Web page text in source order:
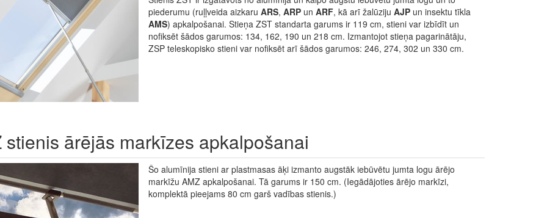
piederumu (ruļļveida aizkaru ARS, ARP un ARF, kā arī žalūziju AJP un insektu tīkla
AMS) apkalpošanai. Stieņa ZST standarta garums ir 119 cm, stieni var izbīdīt un
nofiksēt šādos garumos: 134, 162, 190 un 218 cm. Izmantojot stieņa pagarinātāju,
ZSP teleskopisko stieni var nofiksēt arī šādos garumos: 246, 274, 302 un 330 cm.
stienis ārējās markīzes apkalpošanai
Šo alumīnija stieni ar plastmasas āķi izmanto augstāk iebūvētu jumta logu ārējo
markīžu AMZ apkalpošanai. Tā garums ir 150 cm. (Iegādājoties ārējo markīzi,
komplektā pieejams 80 cm garš vadības stienis.)